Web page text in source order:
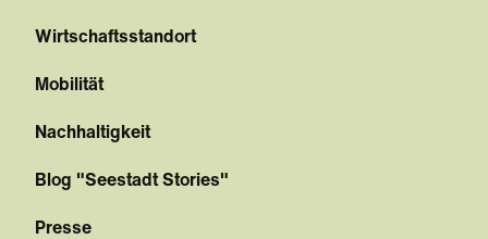
Wirtschaftsstandort
Mobilität
Nachhaltigkeit
Blog "Seestadt Stories"
Presse